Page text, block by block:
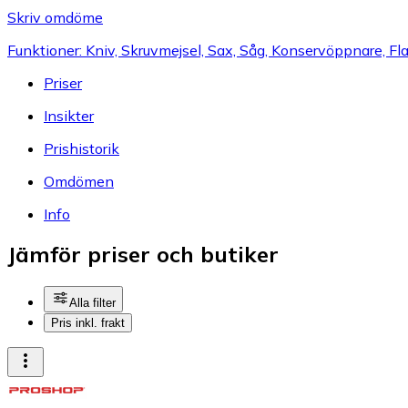
Skriv omdöme
Funktioner: Kniv, Skruvmejsel, Sax, Såg, Konservöppnare,
Priser
Insikter
Prishistorik
Omdömen
Info
Jämför priser och butiker
Alla filter
Pris inkl. frakt